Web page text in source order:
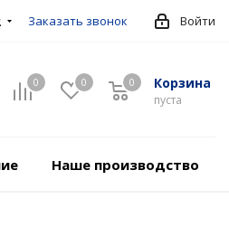
Войти
Заказать звонок
0 0 Корзина
пуста
0
Наше производство